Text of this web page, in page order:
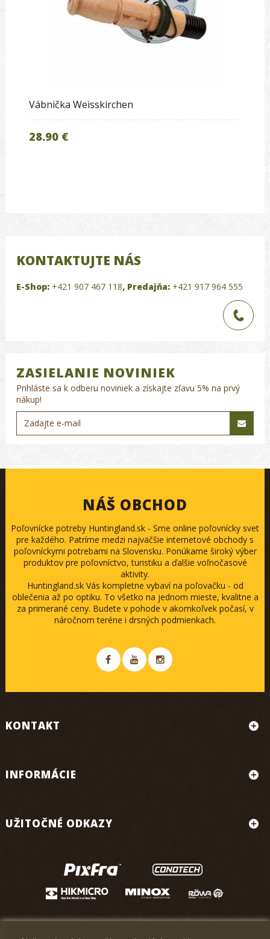
Vábnička Weisskirchen
28.90 €
KONTAKTUJTE NÁS
E-Shop: +421 907 467 118, Predajňa: +421 917 964 555
ZASIELANIE NOVINIEK
Prihláste sa k odberu noviniek a získajte zľavu 5% na prvý
nákup!
NÁŠ OBCHOD
Poľovnícke potreby Huntingland.sk - Sme online poľovnícky svet
pre každého. Patríme medzi najväčšie internetové obchody s
poľovníckymi potrebami na Slovensku. Ponúkame široký výber
produktov pre poľovníctvo, turistiku a ďalšie voľnočasové
aktivity.
Huntingland.sk Vás kompletne vybaví na poľovačku - od
oblečenia až po optiku. To všetko na jednom mieste, kvalitne a
za primerané ceny. Budete v pohode v akomkoľvek počasí, v
náročnom teréne i drsných podmienkach.
KONTAKT
INFORMÁCIE
UŽITOČNÉ ODKAZY